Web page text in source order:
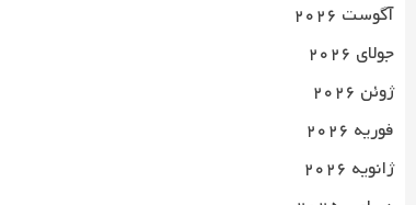
آگوست 2026
جولای 2026
ژوئن 2026
فوریه 2026
ژانویه 2026